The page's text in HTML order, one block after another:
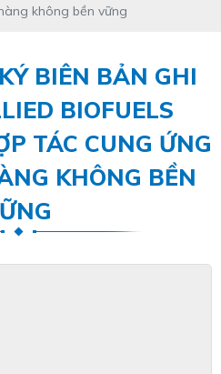
không bền vững
BIÊN BẢN GHI
BIOFUELS
TÁC CUNG ỨNG
KHÔNG BỀN